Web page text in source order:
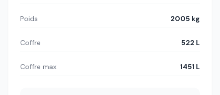
Poids 2005 kg
Coffre 522 L
Coffre max 1451 L